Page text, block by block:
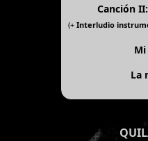
Canción
(+ Interludio
La